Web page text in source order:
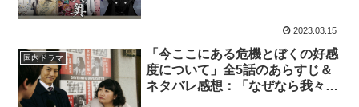
2023.03.15
国内ドラマ
「今ここにある危機とぼくの好感
度について」全5話のあらすじ＆
ネタバレ感想：「なぜなら我々